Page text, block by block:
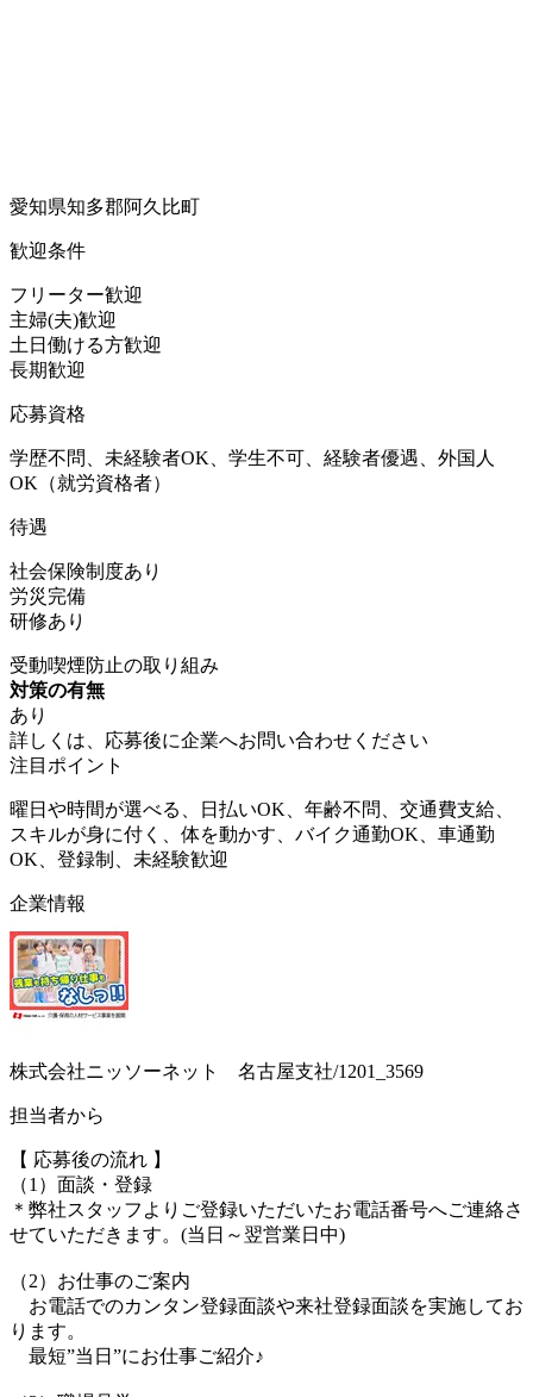
愛知県知多郡阿久比町
歓迎条件
フリーター歓迎
主婦(夫)歓迎
土日働ける方歓迎
長期歓迎
応募資格
学歴不問、未経験者OK、学生不可、経験者優遇、外国人
OK（就労資格者）
待遇
社会保険制度あり
労災完備
研修あり
受動喫煙防止の取り組み
対策の有無
あり
詳しくは、応募後に企業へお問い合わせください
注目ポイント
曜日や時間が選べる、日払いOK、年齢不問、交通費支給、
スキルが身に付く、体を動かす、バイク通勤OK、車通勤
OK、登録制、未経験歓迎
企業情報
株式会社ニッソーネット 名古屋支社/1201_3569
担当者から
【 応募後の流れ 】
（1）面談・登録
＊弊社スタッフよりご登録いただいたお電話番号へご連絡さ
せていただきます。(当日～翌営業日中)
（2）お仕事のご案内
お電話でのカンタン登録面談や来社登録面談を実施してお
ります。
最短”当日”にお仕事ご紹介♪